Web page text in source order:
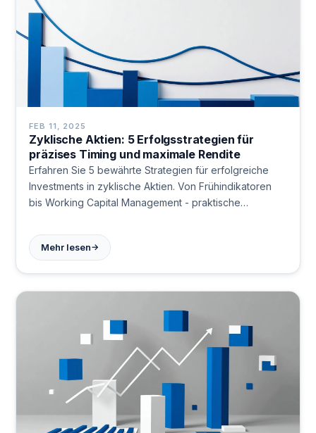
FEB 11, 2025
Zyklische Aktien: 5 Erfolgsstrategien für
präzises Timing und maximale Rendite
Erfahren Sie 5 bewährte Strategien für erfolgreiche
Investments in zyklische Aktien. Von Frühindikatoren
bis Working Capital Management - praktische
erfahren!
Mehr lesen→